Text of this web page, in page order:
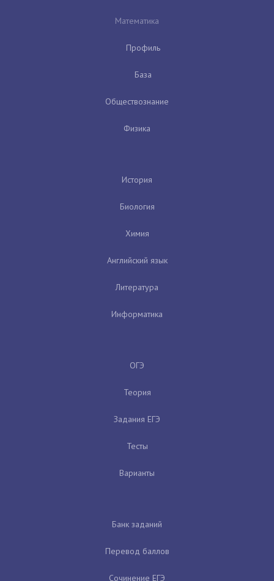
Математика
Профиль
База
Обществознание
Физика
История
Биология
Химия
Английский язык
Литература
Информатика
ОГЭ
Теория
Задания ЕГЭ
Тесты
Варианты
Банк заданий
Перевод баллов
Сочинение ЕГЭ